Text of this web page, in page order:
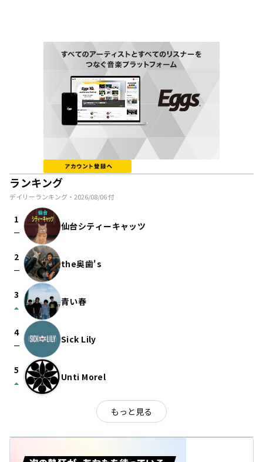
ランキング
デイリーランキング・ 2026/08/06付
1
check_indeterminate_small 仙台シティーキャッツ
2
check_indeterminate_small the奥歯's
3
arrow_drop_up 青い春
4
check_indeterminate_small Sick Lily
5
arrow_drop_up Unti Morel
もっと見る